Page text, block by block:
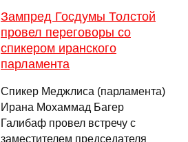
Зампред Госдумы Толстой
провел переговоры со
спикером иранского
парламента
Спикер Меджлиса (парламента)
Ирана Мохаммад Багер
Галибаф провел встречу с
заместителем председателя